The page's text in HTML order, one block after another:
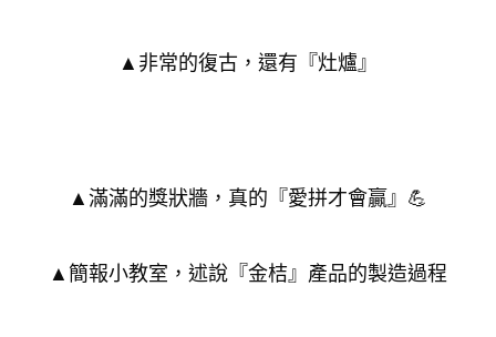
▲非常的復古，還有『灶爐』
▲滿滿的獎狀牆，真的『愛拼才會贏』💪
▲簡報小教室，述說『金桔』產品的製造過程